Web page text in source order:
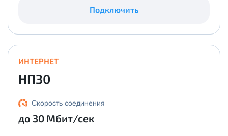
Подключить
ИНТЕРНЕТ
НП30
Скорость соединения
до 30 Мбит/сек